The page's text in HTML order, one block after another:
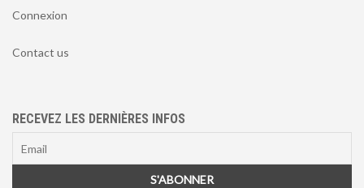
Connexion
Contact us
RECEVEZ LES DERNIÈRES INFOS